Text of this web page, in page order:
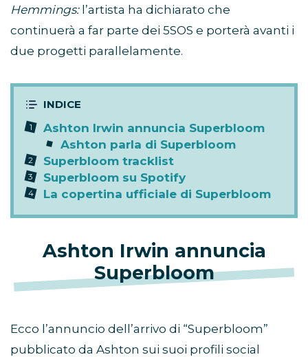
Hemmings: l’artista ha dichiarato che
continuerà a far parte dei 5SOS e porterà avanti i
due progetti parallelamente.
Ashton Irwin annuncia Superbloom
Ashton parla di Superbloom
Superbloom tracklist
Superbloom su Spotify
La copertina ufficiale di Superbloom
Ashton Irwin annuncia
Superbloom
Ecco l’annuncio dell’arrivo di “Superbloom”
pubblicato da Ashton sui suoi profili social